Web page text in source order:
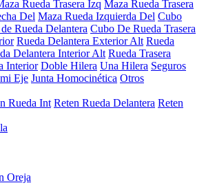
Rueda Trasera Izq Maza Rueda Trasera
Del Maza Rueda Izquierda Del Cubo
Rueda Delantera Cubo De Rueda Trasera
Rueda Delantera Exterior Alt Rueda
Delantera Interior Alt Rueda Trasera
Interior Doble Hilera Una Hilera Seguros
Eje Junta Homocinética Otros
Rueda Int Reten Rueda Delantera Reten
Oreja